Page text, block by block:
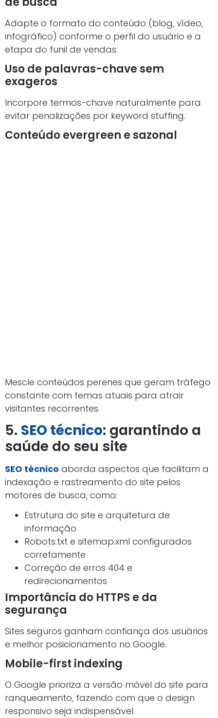
Adapte o formato do conteúdo (blog, vídeo,
infográfico) conforme o perfil do usuário e a
etapa do funil de vendas.
Uso de palavras-chave sem
exageros
Incorpore termos-chave naturalmente para
evitar penalizações por keyword stuffing.
Conteúdo evergreen e sazonal
Mescle conteúdos perenes que geram tráfego
constante com temas atuais para atrair
visitantes recorrentes.
5. SEO técnico: garantindo a
saúde do seu site
SEO técnico aborda aspectos que facilitam a
indexação e rastreamento do site pelos
motores de busca, como:
Estrutura do site e arquitetura de
informação
Robots.txt e sitemap.xml configurados
corretamente
Correção de erros 404 e
redirecionamentos
Importância do HTTPS e da
segurança
Sites seguros ganham confiança dos usuários
e melhor posicionamento no Google.
Mobile-first indexing
O Google prioriza a versão móvel do site para
ranqueamento, fazendo com que o design
responsivo seja indispensável.